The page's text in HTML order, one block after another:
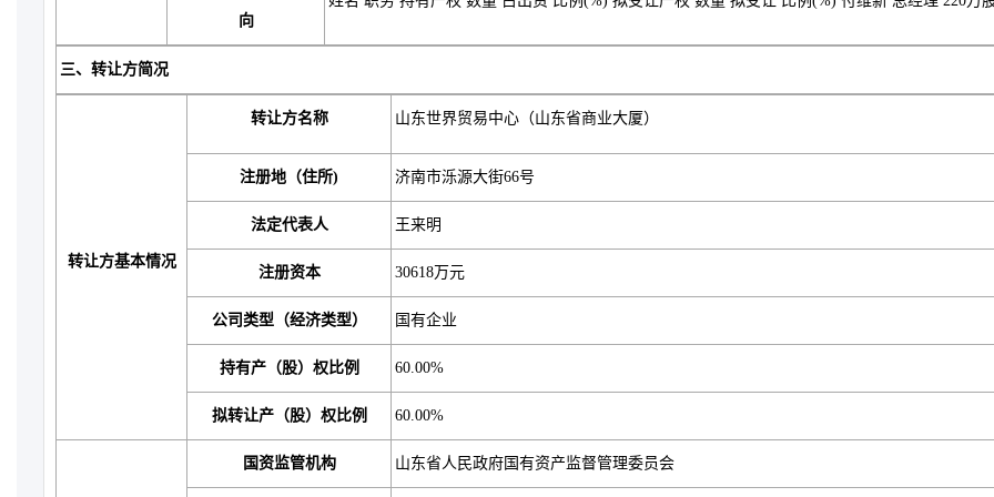
向
三、转让方简况
转让方基本情况
转让方名称 山东世界贸易中心（山东省商业大厦）
注册地（住所) 济南市泺源大街66号
法定代表人 王来明
注册资本 30618万元
公司类型（经济类型） 国有企业
持有产（股）权比例 60.00%
拟转让产（股）权比例 60.00%
国资监管机构 山东省人民政府国有资产监督管理委员会